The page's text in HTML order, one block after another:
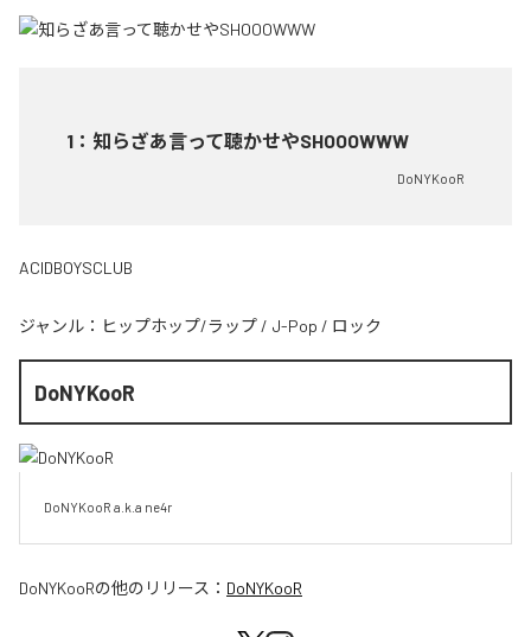
1 ： 知らざあ言って聴かせやSHOOOWWW
DoNYKooR
ACIDBOYSCLUB
ジャンル： ヒップホップ/ラップ / J-Pop / ロック
DoNYKooR
DoNYKooR a.k.a ne4r
DoNYKooRの他のリリース： DoNYKooR